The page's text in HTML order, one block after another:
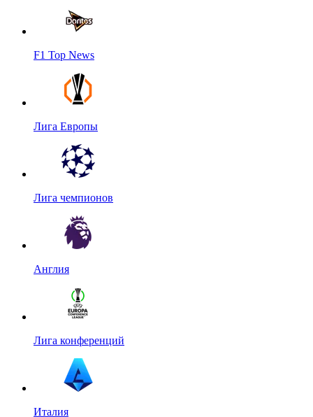
F1 Top News
Лига Европы
Лига чемпионов
Англия
Лига конференций
Италия